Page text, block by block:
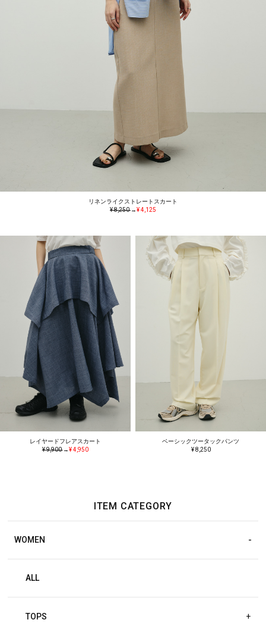
リネンライクストレートスカート
¥ 8,250→¥ 4,125
レイヤードフレアスカート
¥ 9,900→¥ 4,950
ベーシックツータックパンツ
¥ 8,250
ITEM CATEGORY
WOMEN
ALL
TOPS +